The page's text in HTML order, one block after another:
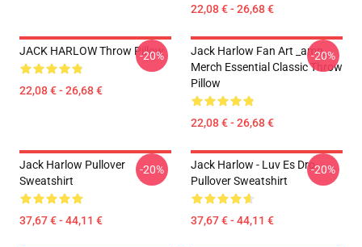
22,08 € - 26,68 €
JACK HARLOW Throw Pillow
22,08 € - 26,68 €
-20%
Jack Harlow Fan Art _amp_
Merch Essential Classic Throw
Pillow
22,08 € - 26,68 €
-20%
Jack Harlow Pullover
Sweatshirt
37,67 € - 44,11 €
-20%
Jack Harlow - Luv Es Dro
Pullover Sweatshirt
37,67 € - 44,11 €
-20%